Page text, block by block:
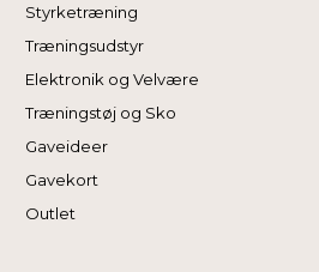
Styrketræning
Træningsudstyr
Elektronik og Velvære
Træningstøj og Sko
Gaveideer
Gavekort
Outlet